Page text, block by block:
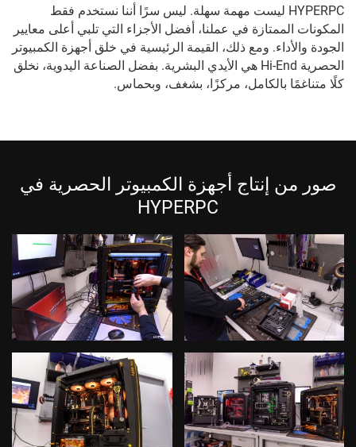
HYPERPC ليست مهمة سهلة. ليس سرًا أننا نستخدم فقط
المكونات الممتازة في عملنا، أفضل الأجزاء التي تلبي أعلى معايير
الجودة والأداء. ومع ذلك، القيمة الرئيسية في خلق أجهزة الكمبيوتر
الحصرية Hi-End هي الأيدي البشرية. بفضل الصناعة اليدوية، نخلق
كلًا متناغمًا بالكامل، مركزًا، بشغف، وبحماس.
صور من إنتاج أجهزة الكمبيوتر الحصرية في
HYPERPC